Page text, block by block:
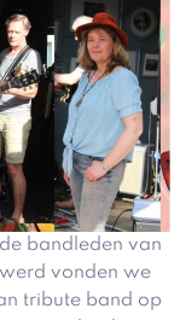
bandleden van
werd vonden we
tribute band op